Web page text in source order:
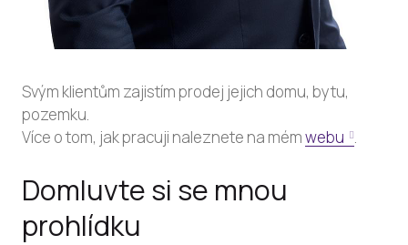
Svým klientům zajistím prodej jejich domu, bytu,
pozemku.
Více o tom, jak pracuji naleznete na mémwebu .
Domluvte si se mnou
prohlídku